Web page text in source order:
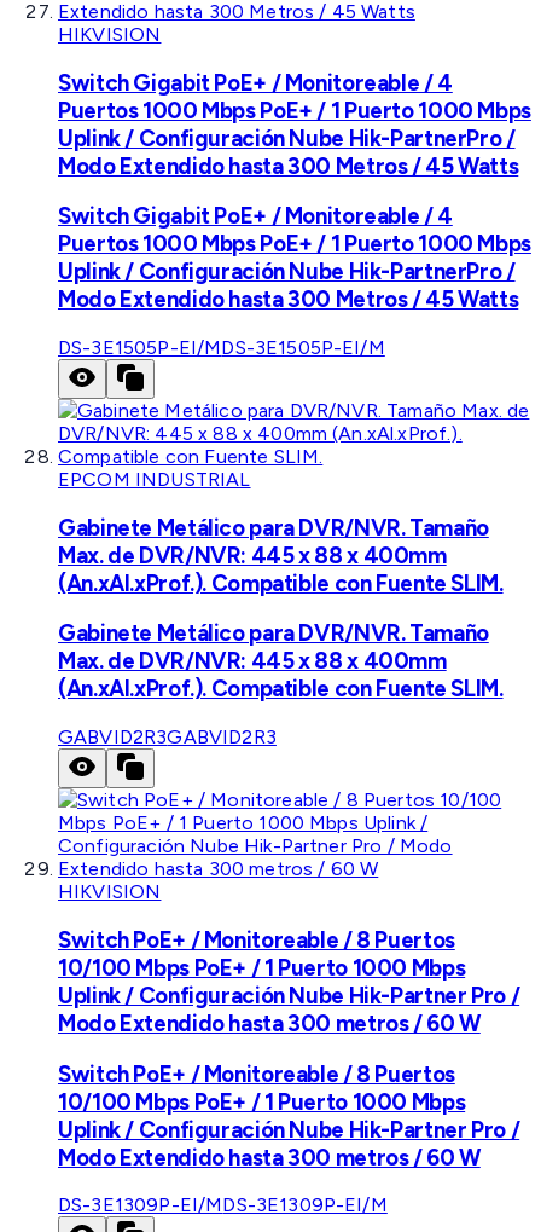
HIKVISION
Switch Gigabit PoE+ / Monitoreable / 4
Puertos 1000 Mbps PoE+ / 1 Puerto 1000 Mbps
Uplink / Configuración Nube Hik-PartnerPro /
Modo Extendido hasta 300 Metros / 45 Watts
Switch Gigabit PoE+ / Monitoreable / 4
Puertos 1000 Mbps PoE+ / 1 Puerto 1000 Mbps
Uplink / Configuración Nube Hik-PartnerPro /
Modo Extendido hasta 300 Metros / 45 Watts
DS-3E1505P-EI/MDS-3E1505P-EI/M
EPCOM INDUSTRIAL
Gabinete Metálico para DVR/NVR. Tamaño
Max. de DVR/NVR: 445 x 88 x 400mm
(An.xAl.xProf.). Compatible con Fuente SLIM.
Gabinete Metálico para DVR/NVR. Tamaño
Max. de DVR/NVR: 445 x 88 x 400mm
(An.xAl.xProf.). Compatible con Fuente SLIM.
GABVID2R3GABVID2R3
HIKVISION
Switch PoE+ / Monitoreable / 8 Puertos
10/100 Mbps PoE+ / 1 Puerto 1000 Mbps
Uplink / Configuración Nube Hik-Partner Pro /
Modo Extendido hasta 300 metros / 60 W
Switch PoE+ / Monitoreable / 8 Puertos
10/100 Mbps PoE+ / 1 Puerto 1000 Mbps
Uplink / Configuración Nube Hik-Partner Pro /
Modo Extendido hasta 300 metros / 60 W
DS-3E1309P-EI/MDS-3E1309P-EI/M